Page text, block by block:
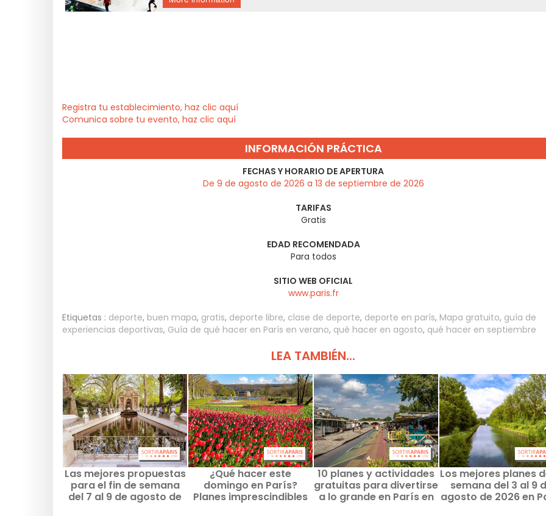
Registra tu establecimiento, haz clic aquí
Comunica sobre tu evento, haz clic aquí
INFORMACIÓN PRÁCTICA
FECHAS Y HORARIO DE APERTURA
De 9 de agosto de 2026 a 13 de septiembre de 2026
TARIFAS
Gratis
EDAD RECOMENDADA
Para todos
SITIO WEB OFICIAL
www.paris.fr
Etiquetas : deporte, buen mapa, gratis, deporte libre, clase de deporte, deporte en parís, Mapa gratuito, guía de
experiencias deportivas, Guía de qué hacer en París en verano, qué hacer en agosto, qué hacer en septiembre
LEA TAMBIÉN...
Las mejores propuestas
para el fin de semana
del 7 al 9 de agosto de
¿Qué hacer este
domingo en París?
Planes imprescindibles
10 planes y actividades
gratuitas para divertirse
a lo grande en París en
Los mejores planes
semana del 3 al 9
agosto de 2026 en